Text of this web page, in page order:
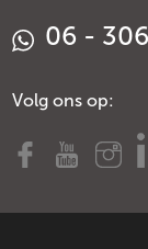
06 -
Volg ons op: